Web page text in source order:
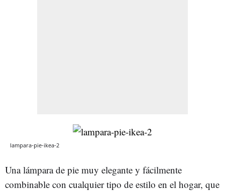
lampara-pie-ikea-2
Una lámpara de pie muy elegante y fácilmente
combinable con cualquier tipo de estilo en el hogar, que